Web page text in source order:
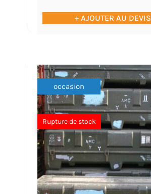
+ AJOUTER AU DEVIS
occasion
Rupture de stock